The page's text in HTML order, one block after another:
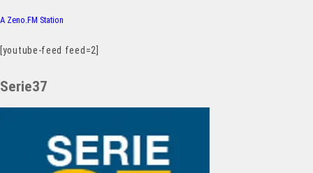
A Zeno.FM Station
[youtube-feed feed=2]
Serie37